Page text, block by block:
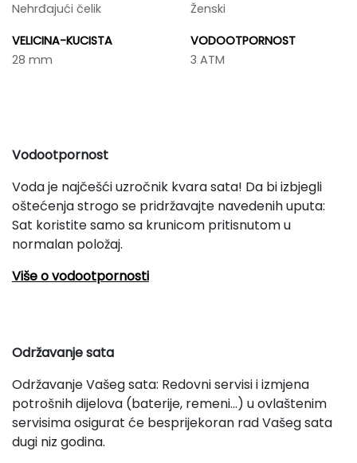
Nehrđajući čelik
Ženski
VELICINA-KUCISTA
28 mm
VODOOTPORNOST
3 ATM
Vodootpornost
Voda je najčešći uzročnik kvara sata! Da bi izbjegli
oštećenja strogo se pridržavajte navedenih uputa:
Sat koristite samo sa krunicom pritisnutom u
normalan položaj.
Više o vodootpornosti
Održavanje sata
Održavanje Vašeg sata: Redovni servisi i izmjena
potrošnih dijelova (baterije, remeni...) u ovlaštenim
servisima osigurat će besprijekoran rad Vašeg sata
dugi niz godina.